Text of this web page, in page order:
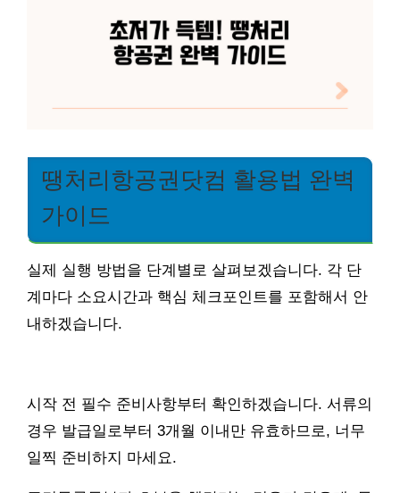
땡처리항공권닷컴 활용법 완벽
가이드
실제 실행 방법을 단계별로 살펴보겠습니다. 각 단
계마다 소요시간과 핵심 체크포인트를 포함해서 안
내하겠습니다.
시작 전 필수 준비사항부터 확인하겠습니다. 서류의
경우 발급일로부터 3개월 이내만 유효하므로, 너무
일찍 준비하지 마세요.